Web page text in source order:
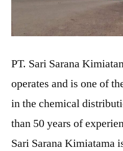
PT. Sari Sarana
operates and is one of
in the chemical
than 50 years of
Sari Sarana Kimiatama